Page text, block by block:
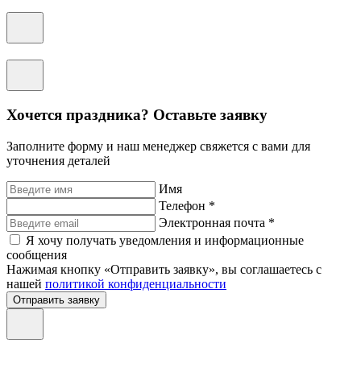
Хочется праздника? Оставьте заявку
Заполните форму и наш менеджер свяжется с вами для
уточнения деталей
Имя
Телефон *
Электронная почта *
Я хочу получать уведомления и информационные
сообщения
Нажимая кнопку «Отправить заявку», вы соглашаетесь с
нашей политикой конфиденциальности
Отправить заявку